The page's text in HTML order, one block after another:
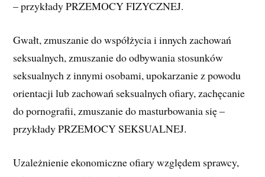
– przykłady PRZEMOCY FIZYCZNEJ.
Gwałt, zmuszanie do współżycia i innych zachowań
seksualnych, zmuszanie do odbywania stosunków
seksualnych z innymi osobami, upokarzanie z powodu
orientacji lub zachowań seksualnych ofiary, zachęcanie
do pornografii, zmuszanie do masturbowania się –
przykłady PRZEMOCY SEKSUALNEJ.
Uzależnienie ekonomiczne ofiary względem sprawcy,